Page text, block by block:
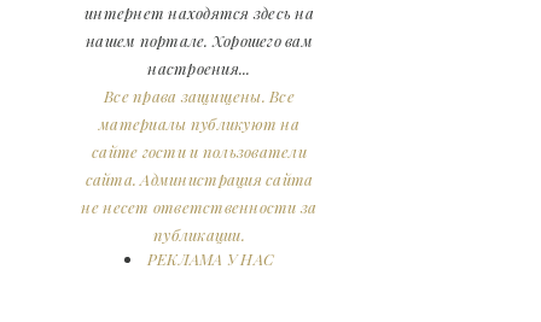
интернет находятся здесь на
нашем портале. Хорошего вам
настроения...
Все права защищены. Все
материалы публикуют на
сайте гости и пользователи
сайта. Администрация сайта
не несет ответственности за
публикации.
РЕКЛАМА У НАС